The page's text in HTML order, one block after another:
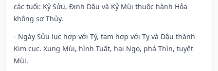
các tuổi: Kỷ Sửu, Đinh Dậu và Kỷ Mùi thuộc hành Hỏa
không sợ Thủy.
- Ngày Sửu lục hợp với Tý, tam hợp với Tỵ và Dậu thành
Kim cục. Xung Mùi, hình Tuất, hại Ngọ, phá Thìn, tuyệt
Mùi.